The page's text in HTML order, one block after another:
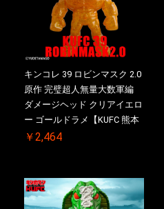
キンコレ 39 ロビンマスク 2.0
原作 完璧超人無量大数軍編
ダメージヘッド クリアイエロ
ー ゴールドラメ【KUFC 熊本
応援プロジェクト】対象商品
￥2,464